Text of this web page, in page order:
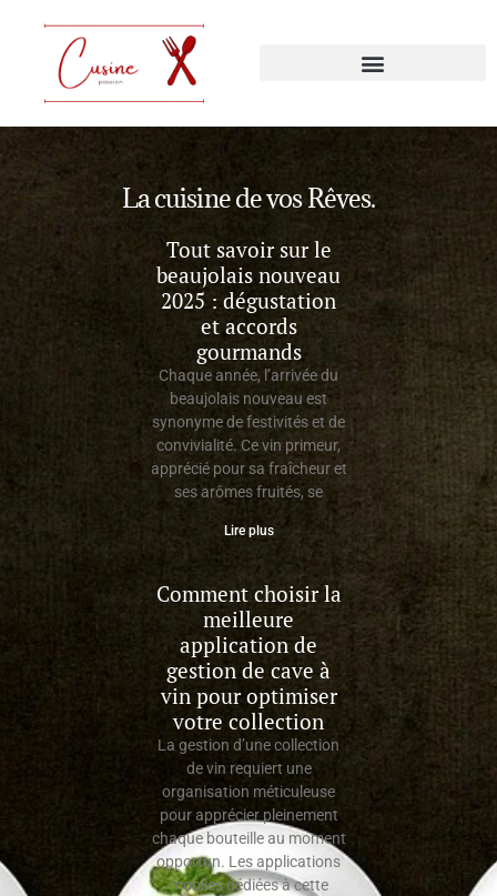
La cuisine de vos Rêves.
Tout savoir sur le
beaujolais nouveau
2025 : dégustation
et accords
gourmands
Chaque année, l’arrivée du
beaujolais nouveau est
synonyme de festivités et de
convivialité. Ce vin primeur,
apprécié pour sa fraîcheur et
ses arômes fruités, se
Lire plus
Comment choisir la
meilleure
application de
gestion de cave à
vin pour optimiser
votre collection
La gestion d’une collection
de vin requiert une
organisation méticuleuse
pour apprécier pleinement
chaque bouteille au moment
opportun. Les applications
mobiles dédiées à cette